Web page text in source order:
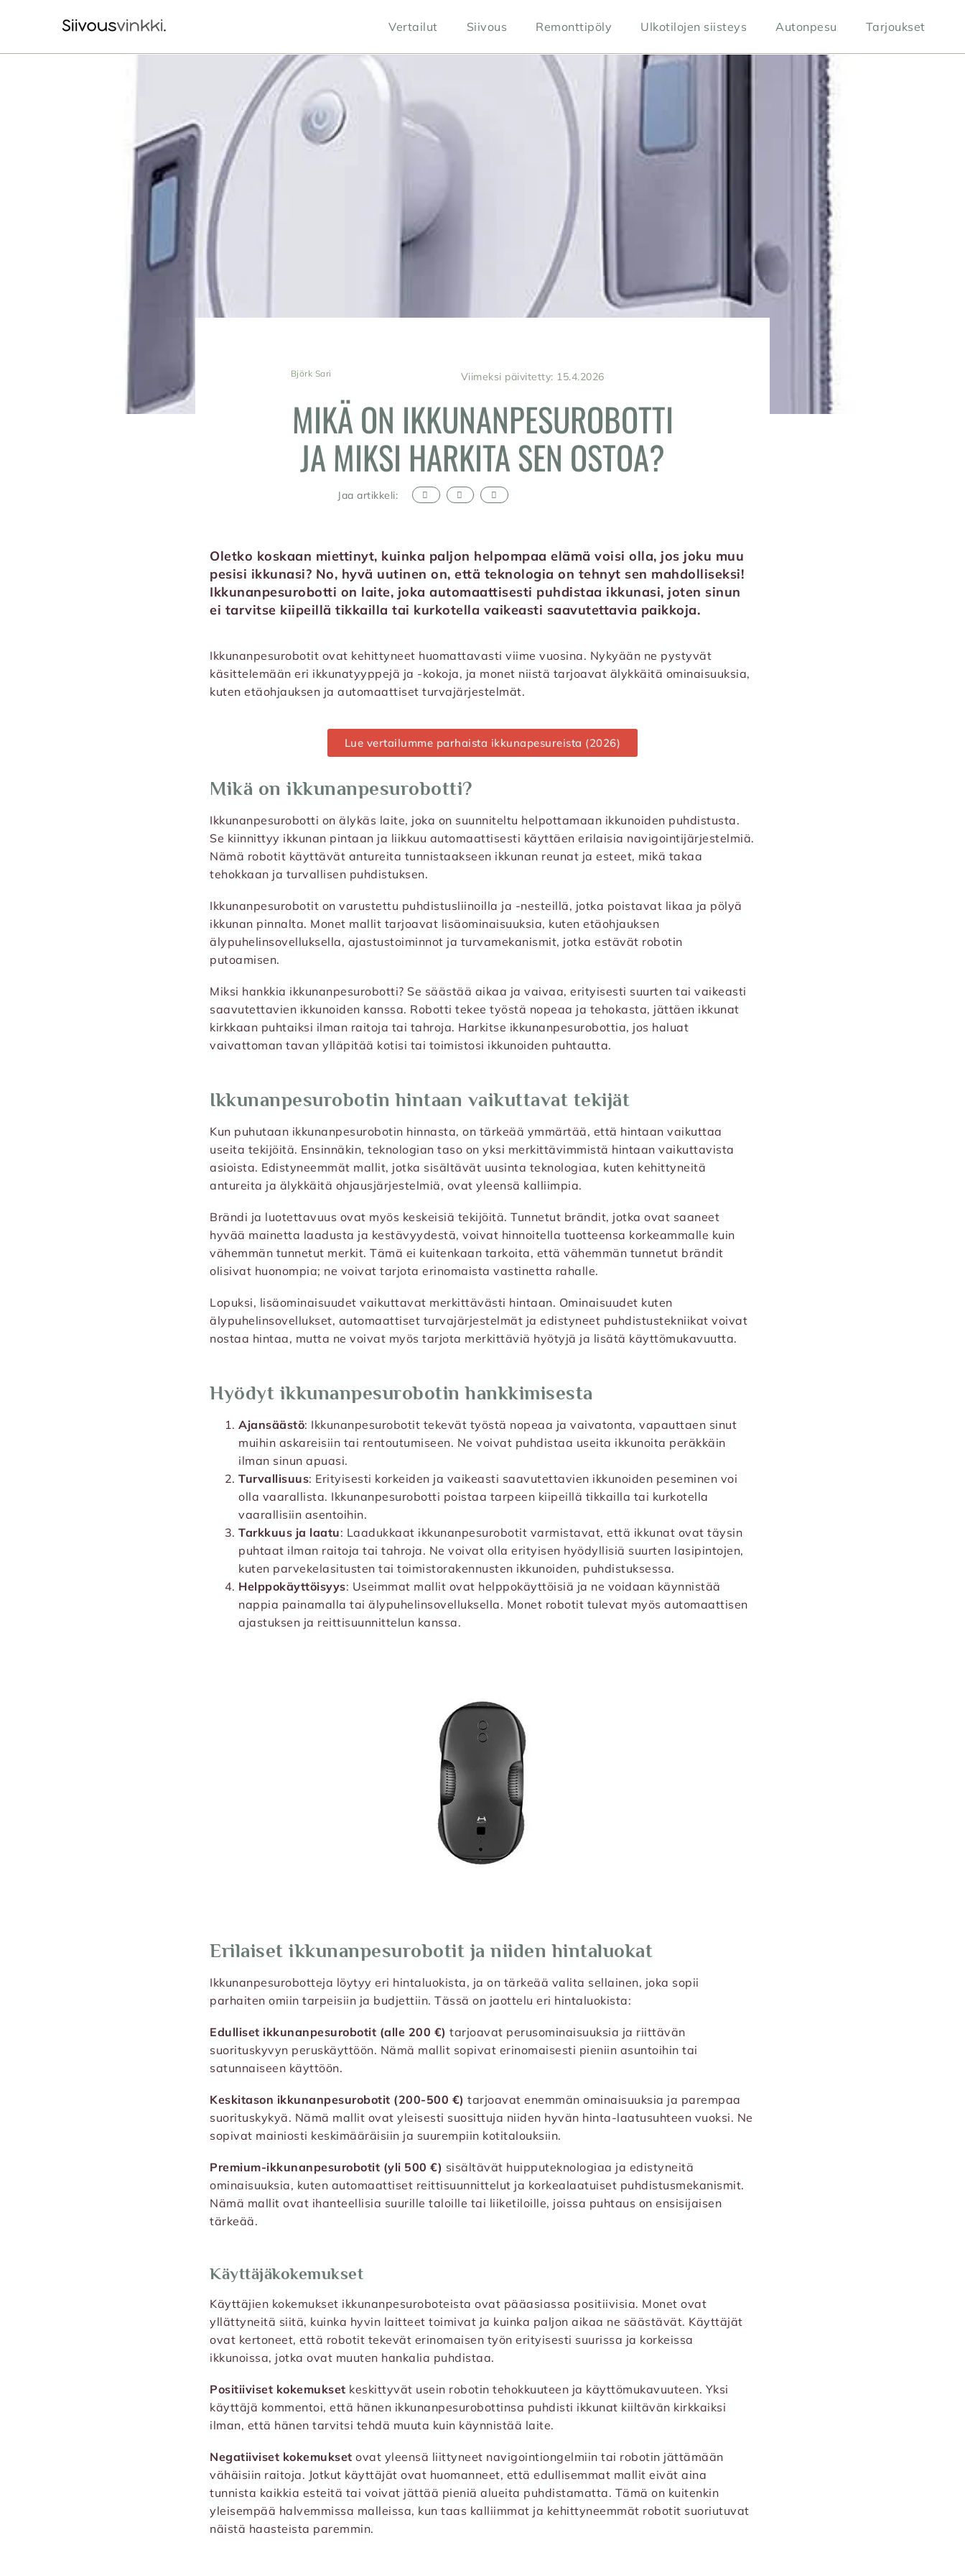
Vertailut Siivous Remonttipöly Ulkotilojen siisteys Autonpesu Tarjoukset
Björk Sari Viimeksi päivitetty: 15.4.2026
MIKÄ ON IKKUNANPESUROBOTTI
JA MIKSI HARKITA SEN OSTOA?
Jaa artikkeli:
Oletko koskaan miettinyt, kuinka paljon helpompaa elämä voisi olla, jos joku muu
pesisi ikkunasi? No, hyvä uutinen on, että teknologia on tehnyt sen mahdolliseksi!
Ikkunanpesurobotti on laite, joka automaattisesti puhdistaa ikkunasi, joten sinun
ei tarvitse kiipeillä tikkailla tai kurkotella vaikeasti saavutettavia paikkoja.
Ikkunanpesurobotit ovat kehittyneet huomattavasti viime vuosina. Nykyään ne pystyvät
käsittelemään eri ikkunatyyppejä ja -kokoja, ja monet niistä tarjoavat älykkäitä ominaisuuksia,
kuten etäohjauksen ja automaattiset turvajärjestelmät.
Lue vertailumme parhaista ikkunapesureista (2026)
Mikä on ikkunanpesurobotti?
Ikkunanpesurobotti on älykäs laite, joka on suunniteltu helpottamaan ikkunoiden puhdistusta.
Se kiinnittyy ikkunan pintaan ja liikkuu automaattisesti käyttäen erilaisia navigointijärjestelmiä.
Nämä robotit käyttävät antureita tunnistaakseen ikkunan reunat ja esteet, mikä takaa
tehokkaan ja turvallisen puhdistuksen.
Ikkunanpesurobotit on varustettu puhdistusliinoilla ja -nesteillä, jotka poistavat likaa ja pölyä
ikkunan pinnalta. Monet mallit tarjoavat lisäominaisuuksia, kuten etäohjauksen
älypuhelinsovelluksella, ajastustoiminnot ja turvamekanismit, jotka estävät robotin
putoamisen.
Miksi hankkia ikkunanpesurobotti? Se säästää aikaa ja vaivaa, erityisesti suurten tai vaikeasti
saavutettavien ikkunoiden kanssa. Robotti tekee työstä nopeaa ja tehokasta, jättäen ikkunat
kirkkaan puhtaiksi ilman raitoja tai tahroja. Harkitse ikkunanpesurobottia, jos haluat
vaivattoman tavan ylläpitää kotisi tai toimistosi ikkunoiden puhtautta.
Ikkunanpesurobotin hintaan vaikuttavat tekijät
Kun puhutaan ikkunanpesurobotin hinnasta, on tärkeää ymmärtää, että hintaan vaikuttaa
useita tekijöitä. Ensinnäkin, teknologian taso on yksi merkittävimmistä hintaan vaikuttavista
asioista. Edistyneemmät mallit, jotka sisältävät uusinta teknologiaa, kuten kehittyneitä
antureita ja älykkäitä ohjausjärjestelmiä, ovat yleensä kalliimpia.
Brändi ja luotettavuus ovat myös keskeisiä tekijöitä. Tunnetut brändit, jotka ovat saaneet
hyvää mainetta laadusta ja kestävyydestä, voivat hinnoitella tuotteensa korkeammalle kuin
vähemmän tunnetut merkit. Tämä ei kuitenkaan tarkoita, että vähemmän tunnetut brändit
olisivat huonompia; ne voivat tarjota erinomaista vastinetta rahalle.
Lopuksi, lisäominaisuudet vaikuttavat merkittävästi hintaan. Ominaisuudet kuten
älypuhelinsovellukset, automaattiset turvajärjestelmät ja edistyneet puhdistustekniikat voivat
nostaa hintaa, mutta ne voivat myös tarjota merkittäviä hyötyjä ja lisätä käyttömukavuutta.
Hyödyt ikkunanpesurobotin hankkimisesta
Ajansäästö: Ikkunanpesurobotit tekevät työstä nopeaa ja vaivatonta, vapauttaen sinut
muihin askareisiin tai rentoutumiseen. Ne voivat puhdistaa useita ikkunoita peräkkäin
ilman sinun apuasi.
Turvallisuus: Erityisesti korkeiden ja vaikeasti saavutettavien ikkunoiden peseminen voi
olla vaarallista. Ikkunanpesurobotti poistaa tarpeen kiipeillä tikkailla tai kurkotella
vaarallisiin asentoihin.
Tarkkuus ja laatu: Laadukkaat ikkunanpesurobotit varmistavat, että ikkunat ovat täysin
puhtaat ilman raitoja tai tahroja. Ne voivat olla erityisen hyödyllisiä suurten lasipintojen,
kuten parvekelasitusten tai toimistorakennusten ikkunoiden, puhdistuksessa.
Helppokäyttöisyys: Useimmat mallit ovat helppokäyttöisiä ja ne voidaan käynnistää
nappia painamalla tai älypuhelinsovelluksella. Monet robotit tulevat myös automaattisen
ajastuksen ja reittisuunnittelun kanssa.
Erilaiset ikkunanpesurobotit ja niiden hintaluokat
Ikkunanpesurobotteja löytyy eri hintaluokista, ja on tärkeää valita sellainen, joka sopii
parhaiten omiin tarpeisiin ja budjettiin. Tässä on jaottelu eri hintaluokista:
Edulliset ikkunanpesurobotit (alle 200 €) tarjoavat perusominaisuuksia ja riittävän
suorituskyvyn peruskäyttöön. Nämä mallit sopivat erinomaisesti pieniin asuntoihin tai
satunnaiseen käyttöön.
Keskitason ikkunanpesurobotit (200-500 €) tarjoavat enemmän ominaisuuksia ja parempaa
suorituskykyä. Nämä mallit ovat yleisesti suosittuja niiden hyvän hinta-laatusuhteen vuoksi. Ne
sopivat mainiosti keskimääräisiin ja suurempiin kotitalouksiin.
Premium-ikkunanpesurobotit (yli 500 €) sisältävät huipputeknologiaa ja edistyneitä
ominaisuuksia, kuten automaattiset reittisuunnittelut ja korkealaatuiset puhdistusmekanismit.
Nämä mallit ovat ihanteellisia suurille taloille tai liiketiloille, joissa puhtaus on ensisijaisen
tärkeää.
Käyttäjäkokemukset
Käyttäjien kokemukset ikkunanpesuroboteista ovat pääasiassa positiivisia. Monet ovat
yllättyneitä siitä, kuinka hyvin laitteet toimivat ja kuinka paljon aikaa ne säästävät. Käyttäjät
ovat kertoneet, että robotit tekevät erinomaisen työn erityisesti suurissa ja korkeissa
ikkunoissa, jotka ovat muuten hankalia puhdistaa.
Positiiviset kokemukset keskittyvät usein robotin tehokkuuteen ja käyttömukavuuteen. Yksi
käyttäjä kommentoi, että hänen ikkunanpesurobottinsa puhdisti ikkunat kiiltävän kirkkaiksi
ilman, että hänen tarvitsi tehdä muuta kuin käynnistää laite.
Negatiiviset kokemukset ovat yleensä liittyneet navigointiongelmiin tai robotin jättämään
vähäisiin raitoja. Jotkut käyttäjät ovat huomanneet, että edullisemmat mallit eivät aina
tunnista kaikkia esteitä tai voivat jättää pieniä alueita puhdistamatta. Tämä on kuitenkin
yleisempää halvemmissa malleissa, kun taas kalliimmat ja kehittyneemmät robotit suoriutuvat
näistä haasteista paremmin.